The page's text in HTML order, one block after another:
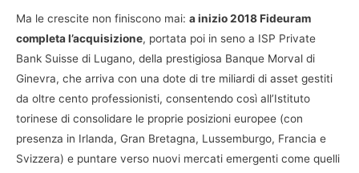
Ma le crescite non finiscono mai: a inizio 2018 Fideuram
completa l’acquisizione, portata poi in seno a ISP Private
Bank Suisse di Lugano, della prestigiosa Banque Morval di
Ginevra, che arriva con una dote di tre miliardi di asset gestiti
da oltre cento professionisti, consentendo così all’Istituto
torinese di consolidare le proprie posizioni europee (con
presenza in Irlanda, Gran Bretagna, Lussemburgo, Francia e
Svizzera) e puntare verso nuovi mercati emergenti come quelli